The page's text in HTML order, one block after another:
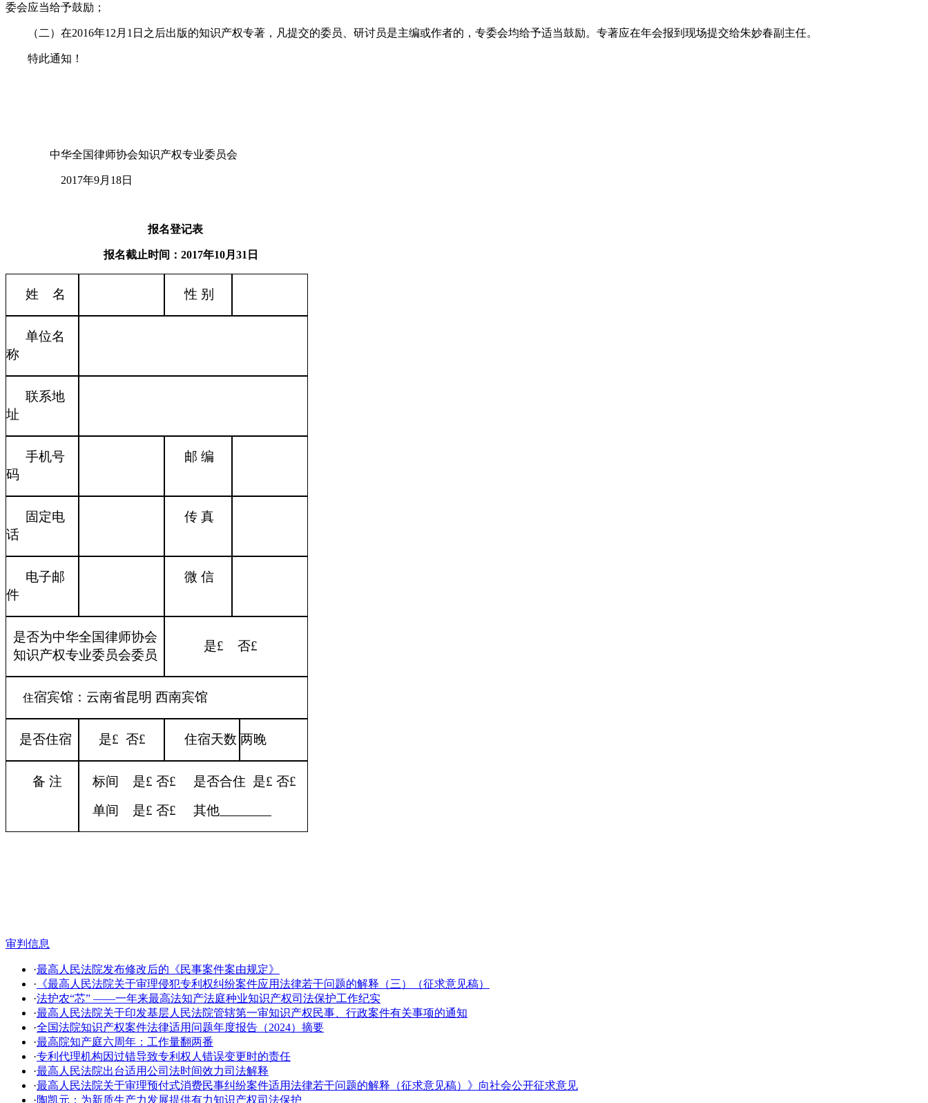
委会应当给予鼓励；
（二）在2016年12 月 1 日之后出版的知识产权专著，凡提交的委员、研讨员是主编或作者的，专委会均给予适当鼓励。专著应在年会报到现场提交给朱妙春副主任。
特此通知！
中华全国律师协会知识产权专业委员会
2017年9月 18日
报名登记表
报名截止时间： 2017年10月 31 日
姓 名 性 别
单位名
称
联系地
址
手机号
码
邮 编
固定电
话
传 真
电子邮
件
微 信
是否为中华全国律师协会
知识产权专业委员会委员
是£ 否£
住宿宾馆：云南省昆明 西南宾馆
是否住宿 是£ 否£ 住宿天数 两晚
备 注 标间 是£ 否£ 是否合住 是£ 否£
单间
是£ 否£ 其他
审判信息
·最高人民法院发布修改后的《民事案件案由规定》
· 《最高人民法院关于审理侵犯专利权纠纷案件应用法律若干问题的解释（三）（征求意见稿）
·法护农“芯” ——一年来最高法知产法庭种业知识产权司法保护工作纪实
·​最高人民法院关于印发基层人民法院管辖第一审知识产权民事、行政案件有关事项的通知
·全国法院知识产权案件法律适用问题年度报告（2024）摘要
·最高院知产庭六周年：工作量翻两番
·专利代理机构因过错导致专利权人错误变更时的责任
·最高人民法院出台适用公司法时间效力司法解释
·最高人民法院关于审理预付式消费民事纠纷案件适用法律若干问题的解释（征求意见稿）》向社会公开征求意见
·陶凯元：为新质生产力发展提供有力知识产权司法保护